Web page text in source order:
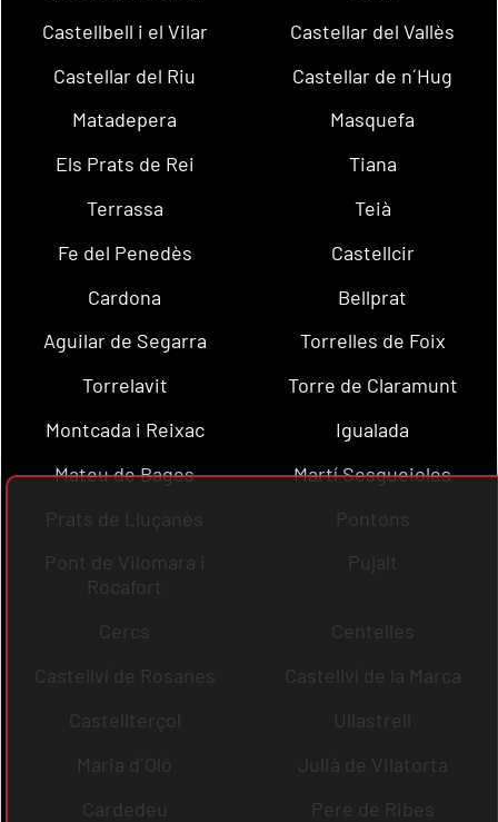
Castellbell i el Vilar
Castellar del Vallès
Castellar del Riu
Castellar de n´Hug
Matadepera
Masquefa
Els Prats de Rei
Tiana
Terrassa
Teià
Fe del Penedès
Castellcir
Cardona
Bellprat
Aguilar de Segarra
Torrelles de Foix
Torrelavit
Torre de Claramunt
Montcada i Reixac
Igualada
Mateu de Bages
Martí Sesgueioles
Prats de Lluçanès
Pontons
Pont de Vilomara i
Rocafort
Pujalt
Cercs
Centelles
Castellví de Rosanes
Castellví de la Marca
Castellterçol
Ullastrell
Maria d´Oló
Julià de Vilatorta
Cardedeu
Pere de Ribes